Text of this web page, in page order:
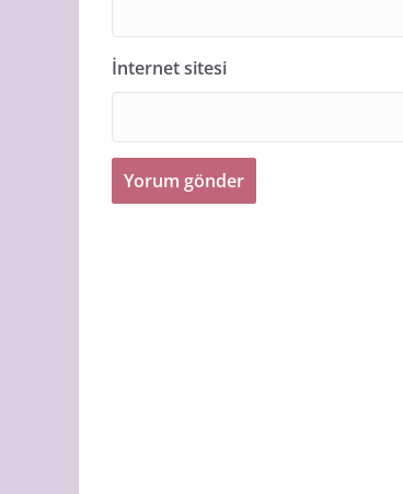
İnternet sitesi